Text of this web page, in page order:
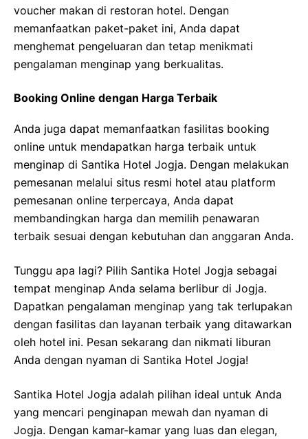
voucher makan di restoran hotel. Dengan
memanfaatkan paket-paket ini, Anda dapat
menghemat pengeluaran dan tetap menikmati
pengalaman menginap yang berkualitas.
Booking Online dengan Harga Terbaik
Anda juga dapat memanfaatkan fasilitas booking
online untuk mendapatkan harga terbaik untuk
menginap di Santika Hotel Jogja. Dengan melakukan
pemesanan melalui situs resmi hotel atau platform
pemesanan online terpercaya, Anda dapat
membandingkan harga dan memilih penawaran
terbaik sesuai dengan kebutuhan dan anggaran Anda.
Tunggu apa lagi? Pilih Santika Hotel Jogja sebagai
tempat menginap Anda selama berlibur di Jogja.
Dapatkan pengalaman menginap yang tak terlupakan
dengan fasilitas dan layanan terbaik yang ditawarkan
oleh hotel ini. Pesan sekarang dan nikmati liburan
Anda dengan nyaman di Santika Hotel Jogja!
Santika Hotel Jogja adalah pilihan ideal untuk Anda
yang mencari penginapan mewah dan nyaman di
Jogja. Dengan kamar-kamar yang luas dan elegan,